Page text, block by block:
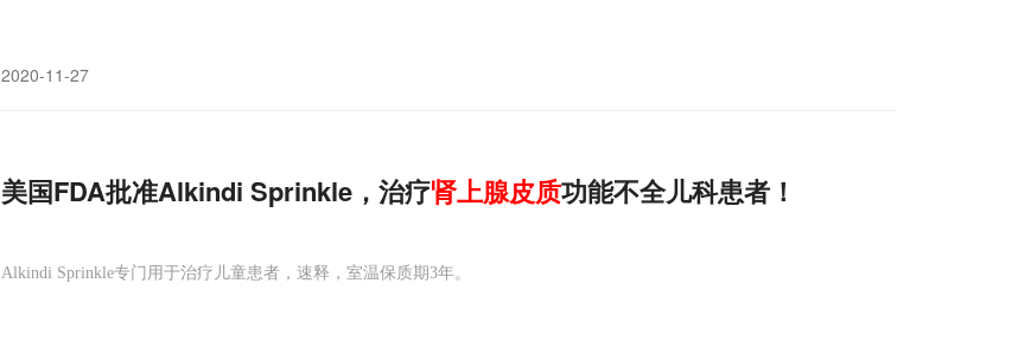
2020-11-27
美国FDA批准Alkindi Sprinkle，治疗肾上腺皮质功能不全儿科患者！
Alkindi Sprinkle专门用于治疗儿童患者，速释，室温保质期3年。